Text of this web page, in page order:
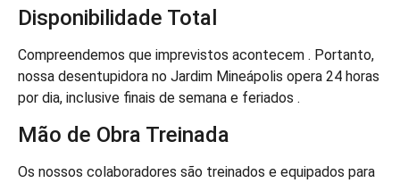
Disponibilidade Total
Compreendemos que imprevistos acontecem . Portanto,
nossa desentupidora no Jardim Mineápolis opera 24 horas
por dia, inclusive finais de semana e feriados .
Mão de Obra Treinada
Os nossos colaboradores são treinados e equipados para